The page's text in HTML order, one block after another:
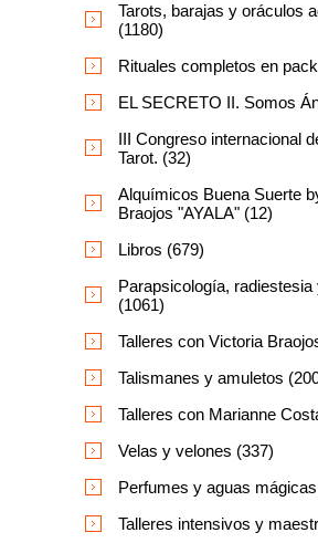
Tarots, barajas y oráculos
(1180)
Rituales completos en
EL SECRETO II. Somos
III Congreso internacional
Tarot. (32)
Alquímicos Buena Suerte
Braojos "AYALA" (12)
Libros (679)
Parapsicología, radiestesia
(1061)
Talleres con Victoria
Talismanes y amuletos
Talleres con Marianne
Velas y velones (337)
Perfumes y aguas
Talleres intensivos y